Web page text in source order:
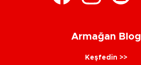
Armağan Blog
Keşfedin >>